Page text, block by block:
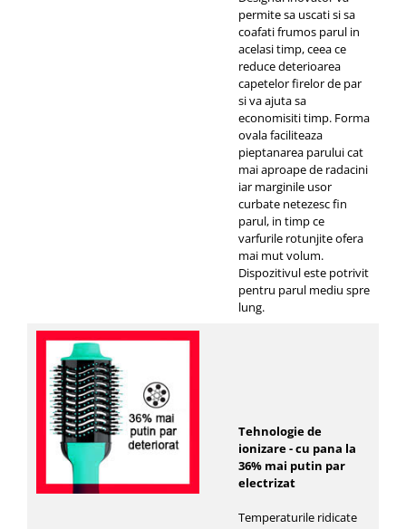
permite sa uscati si sa
coafati frumos parul in
acelasi timp, ceea ce
reduce deterioarea
capetelor firelor de par
si va ajuta sa
economisiti timp. Forma
ovala faciliteaza
pieptanarea parului cat
mai aproape de radacini
iar marginile usor
curbate netezesc fin
parul, in timp ce
varfurile rotunjite ofera
mai mut volum.
Dispozitivul este potrivit
pentru parul mediu spre
lung.
Tehnologie de
ionizare - cu pana la
36% mai putin par
electrizat
Temperaturile ridicate